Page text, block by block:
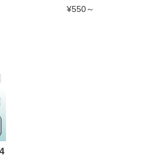
¥550～